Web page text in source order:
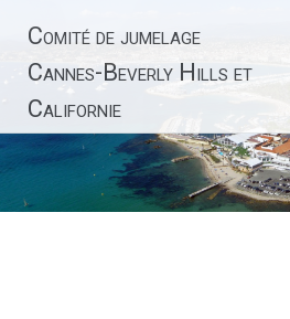
contenu
Comité de jumelage
Cannes-Beverly Hills et
Californie